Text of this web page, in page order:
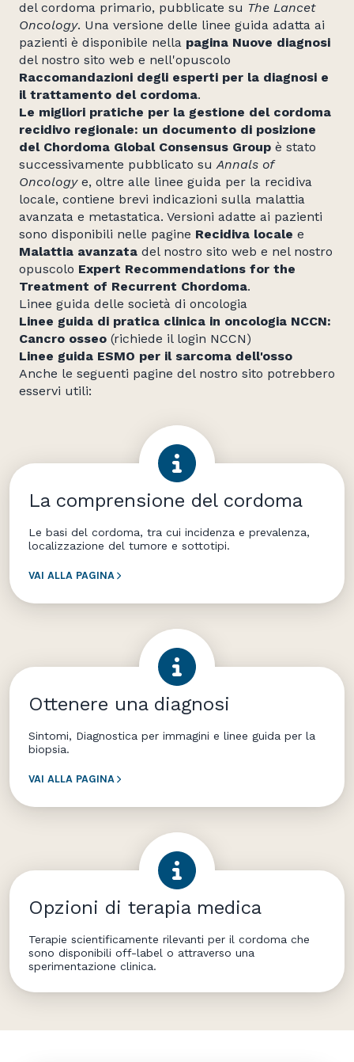
del cordoma primario, pubblicate su The Lancet
Oncology. Una versione delle linee guida adatta ai
pazienti è disponibile nella pagina Nuove diagnosi
del nostro sito web e nell'opuscolo
Raccomandazioni degli esperti per la diagnosi e
il trattamento del cordoma.
Le migliori pratiche per la gestione del cordoma
recidivo regionale: un documento di posizione
del Chordoma Global Consensus Group è stato
successivamente pubblicato suAnnals of
Oncologye, oltre alle linee guida per la recidiva
locale, contiene brevi indicazioni sulla malattia
avanzata e metastatica. Versioni adatte ai pazienti
sono disponibili nelle pagine Recidiva locale e
Malattia avanzata del nostro sito web e nel nostro
opuscolo Expert Recommendations for the
Treatment of Recurrent Chordoma.
Linee guida delle società di oncologia
Linee guida di pratica clinica in oncologia NCCN:
Cancro osseo (richiede il login NCCN)
Linee guida ESMO per il sarcoma dell'osso
Anche le seguenti pagine del nostro sito potrebbero
esservi utili:
La comprensione del cordoma
Le basi del cordoma, tra cui incidenza e prevalenza,
localizzazione del tumore e sottotipi.
VAI ALLA PAGINA
Ottenere una diagnosi
Sintomi, Diagnostica per immagini e linee guida per la
biopsia.
VAI ALLA PAGINA
Opzioni di terapia medica
Terapie scientificamente rilevanti per il cordoma che
sono disponibili off-label o attraverso una
sperimentazione clinica.